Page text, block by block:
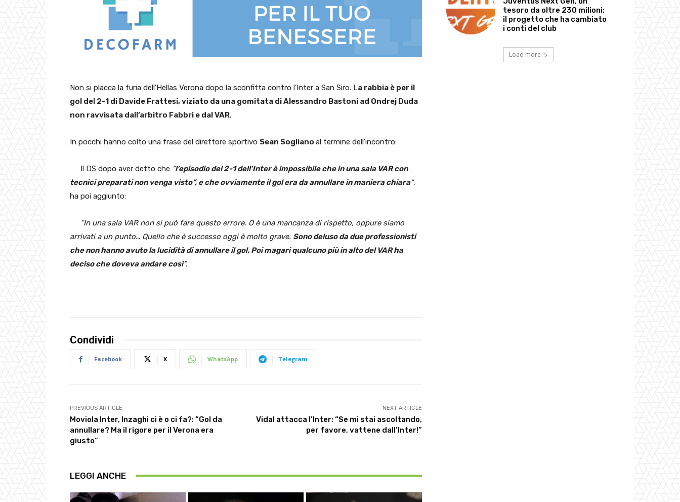
Non si placca la furia dell’Hellas Verona dopo la sconfitta contro l’Inter a San Siro. La rabbia è per il
gol del 2-1 di Davide Frattesi, viziato da una gomitata di Alessandro Bastoni ad Ondrej Duda
non ravvisata dall’arbitro Fabbri e dal VAR.
In pocchi hanno colto una frase del direttore sportivo Sean Sogliano al termine dell’incontro:
Il DS dopo aver detto che “l’episodio del 2-1 dell’Inter è impossibile che in una sala VAR con
tecnici preparati non venga visto”, e che ovviamente il gol era da annullare in maniera chiara“,
ha poi aggiunto:
“In una sala VAR non si può fare questo errore. O è una mancanza di rispetto, oppure siamo
arrivati a un punto… Quello che è successo oggi è molto grave. Sono deluso da due professionisti
che non hanno avuto la lucidità di annullare il gol. Poi magari qualcuno più in alto del VAR ha
deciso che doveva andare così“.
Condividi
Facebook X WhatsApp Telegram
PREVIOUS ARTICLE
Moviola Inter, Inzaghi ci è o ci fa?: “Gol da
annullare? Ma il rigore per il Verona era
giusto”
NEXT ARTICLE
Vidal attacca l’Inter: “Se mi stai ascoltando,
per favore, vattene dall’Inter!”
LEGGI ANCHE
tesoro da oltre 230 milioni:
il progetto che ha cambiato
i conti del club
Load more